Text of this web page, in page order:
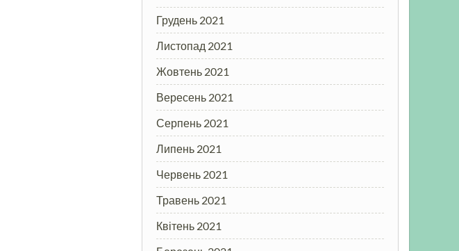
Грудень 2021
Листопад 2021
Жовтень 2021
Вересень 2021
Серпень 2021
Липень 2021
Червень 2021
Травень 2021
Квітень 2021